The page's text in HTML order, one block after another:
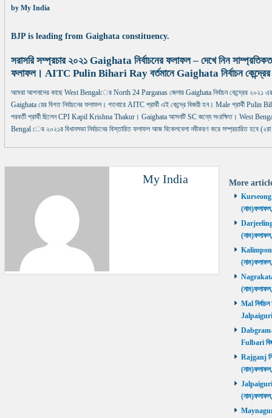
by My India
BJP is leading from Gaighata constituency.
সরাসরি সম্প্রচার ২০২১ Gaighata নির্বাচনের ফলাফল – দেখে নিন
ফলাফল। AITC Pulin Bihari Ray বর্তমানে Gaighata নির্বাচন কেন্দ্রের
আমরা আপনাদের কাছে West Bengalের North 24 Parganas জেলার Gaighata নির্বাচন কেন্দ্রের ২০২১ এর
Gaighata য়ের বিগত নির্বাচনের ফলাফল। গতবারে AITC প্রার্থী এই কেন্দ্রে বিজয়ী হন। Male প্রার্থী Pulin
পরবর্তী প্রার্থী ছিলেন CPI Kapil Krishna Thakur। Gaighata আসনটি SC জন্যে সংরক্ষিত। West
Bengal ের ২০২১র বিধানসভা নির্বাচনের বিস্তারিত ফলাফল আজ বিকেলবেলা নবীকরণ করে সম্প্রচারিত হবে
My India More
Kurseong
Darjeeling
Kalimpong
Nagrakata
Mal
Jalpaiguri
Dabgram-
Fulbari
Rajganj
Jalpaiguri
Maynaguri